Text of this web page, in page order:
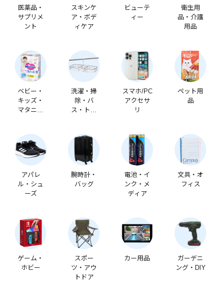
医薬品・
サプリメ
ント
スキンケ
ア・ボデ
ィケア
ビューテ
ィー
衛生用
品・介護
用品
ベビー・
キッズ・
マタニテ
洗濯・掃
除・バ
ス・トイ
スマホ/PC
アクセサ
リ
ペット用
品
アパレ
ル・シュ
ーズ
腕時計・
バッグ
電池・イ
ンク・メ
ディア
文具・オ
フィス
ゲーム・
ホビー
スポー
ツ・アウ
トドア
カー用品
ガーデニ
ング・DIY